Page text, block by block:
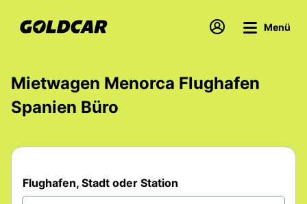
Menü
Mietwagen Menorca Flughafen
Spanien Büro
Flughafen, Stadt oder Station